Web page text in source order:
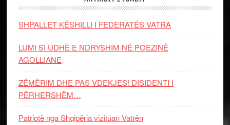
SHPALLET KËSHILLI I FEDERATËS VATRA
LUMI SI UDHË E NDRYSHIM NË POEZINË
AGOLLIANE
ZËMËRIM DHE PAS VDEKJES! DISIDENTI I
PËRHERSHËM…
Patriotë nga Shqipëria vizituan Vatrën